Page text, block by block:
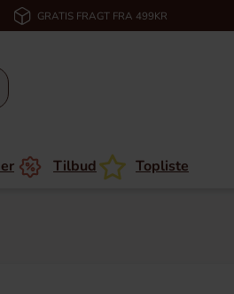
GRATIS FRAGT FRA 499KR
Tilbud Topliste